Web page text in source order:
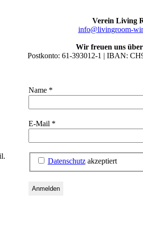
Verein Living
info@livingroom-
Wir freuen uns
Postkonto: 61-393012-1 | IBAN:
Name *
E-Mail *
Datenschutzakzeptiert